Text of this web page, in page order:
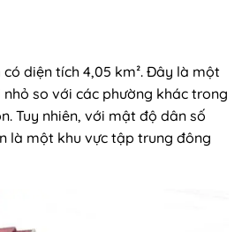
có diện tích 4,05 km². Đây là một
so với các phường khác trong
Tuy nhiên, với mật độ dân số
là một khu vực tập trung đông